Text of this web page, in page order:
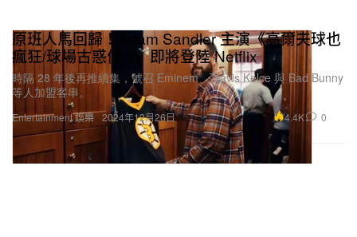
Entertainment 娛樂
原班人馬回歸！Adam Sandler 主演《高爾夫球也
瘋狂/球場古惑仔 2》即將登陸 Netflix
時隔 28 年後再推續集，號召 Eminem、Travis Kelce 與 Bad Bunny
等人加盟客串。
2024年12月26日 4.4K 0